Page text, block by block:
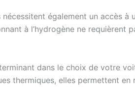
également un accès
à l’hydrogène ne requièrent
dans le choix de votre
thermiques, elles permettent